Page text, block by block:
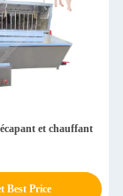
et chauffant
Best Price